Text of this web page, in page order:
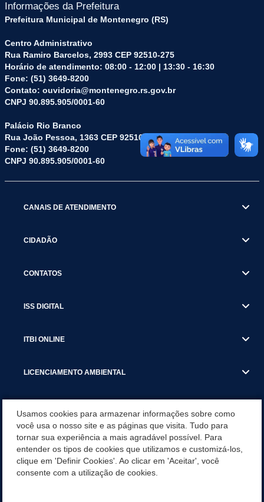
Informações da Prefeitura
Prefeitura Municipal de Montenegro (RS)
Centro Administrativo
Rua Ramiro Barcelos, 2993 CEP 92510-275
Horário de atendimento: 08:00 - 12:00 | 13:30 - 16:30
Fone: (51) 3649-8200
Contato: ouvidoria@montenegro.rs.gov.br
CNPJ 90.895.905/0001-60
Palácio Rio Branco
Rua João Pessoa, 1363 CEP 92510-045
Fone: (51) 3649-8200
CNPJ 90.895.905/0001-60
CANAIS DE ATENDIMENTO
CIDADÃO
CONTATOS
ISS DIGITAL
ITBI ONLINE
LICENCIAMENTO AMBIENTAL
SERVIÇOS
SERVIÇOS DO DEPARTAMENTO DE RECEITA MUNICIPAL
Usamos cookies para armazenar informações sobre como
você usa o nosso site e as páginas que visita. Tudo para
tornar sua experiência a mais agradável possível. Para
entender os tipos de cookies que utilizamos e customizá-los,
clique em 'Definir Cookies'. Ao clicar em 'Aceitar', você
consente com a utilização de cookies.